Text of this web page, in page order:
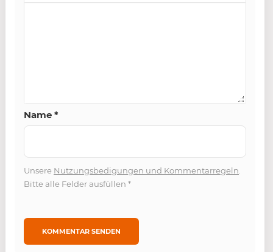
Name *
Unsere Nutzungsbedigungen und Kommentarregeln
Bitte alle Felder ausfüllen *